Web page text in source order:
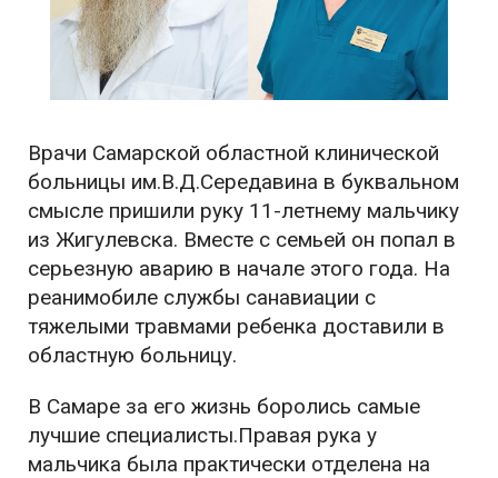
Врачи Самарской областной клинической
больницы им.В.Д.Середавина в буквальном
смысле пришили руку 11-летнему мальчику
из Жигулевска. Вместе с семьей он попал в
серьезную аварию в начале этого года. На
реанимобиле службы санавиации с
тяжелыми травмами ребенка доставили в
областную больницу.
В Самаре за его жизнь боролись самые
лучшие специалисты.Правая рука у
мальчика была практически отделена на